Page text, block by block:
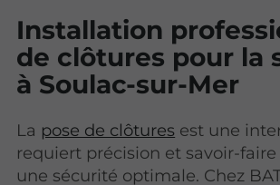
Installation
de clôtures pour la
à Soulac-sur-Mer
La pose de clôtures est une
requiert précision et savoir-
une sécurité optimale. Chez